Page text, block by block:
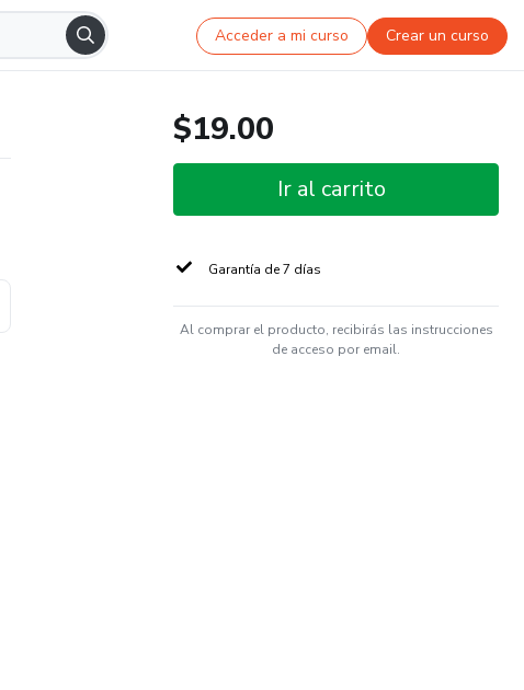
Acceder a mi curso Crear un curso
$19.00
Ir al carrito
Garantía de 7 días
Al comprar el producto, recibirás las instrucciones
de acceso por email.